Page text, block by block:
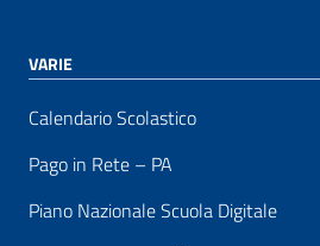
VARIE
Calendario Scolastico
Pago in Rete – PA
Piano Nazionale Scuola Digitale